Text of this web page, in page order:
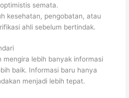
semata.
kesehatan, pengobatan, atau
ahli sebelum bertindak.
mengira lebih banyak informasi
baik. Informasi baru hanya
menjadi lebih tepat.